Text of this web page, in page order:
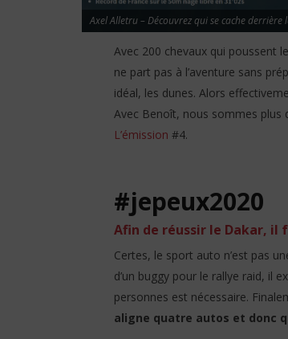
Axel Alletru – Découvrez qui se cache
Avec 200 chevaux qui poussent le
ne part pas à l’aventure sans
idéal, les dunes. Alors
Avec Benoît, nous sommes plus
L’émission #4.
#jepeux2020
Afin de réussir le Dakar, il
Certes, le sport auto n’est pas
d’un buggy pour le rallye raid, il
personnes est nécessaire.
aligne quatre autos et donc